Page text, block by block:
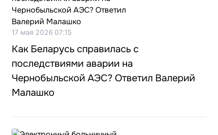
17 мая 2026 07:15
Как Беларусь справилась с
последствиями аварии на
Чернобыльской АЭС? Ответил Валерий
Малашко